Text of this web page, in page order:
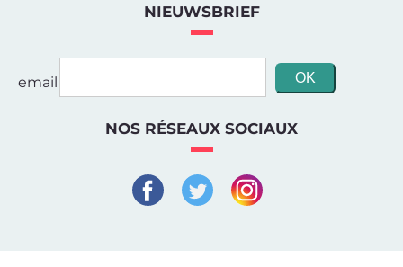
NIEUWSBRIEF
email
NOS RÉSEAUX SOCIAUX